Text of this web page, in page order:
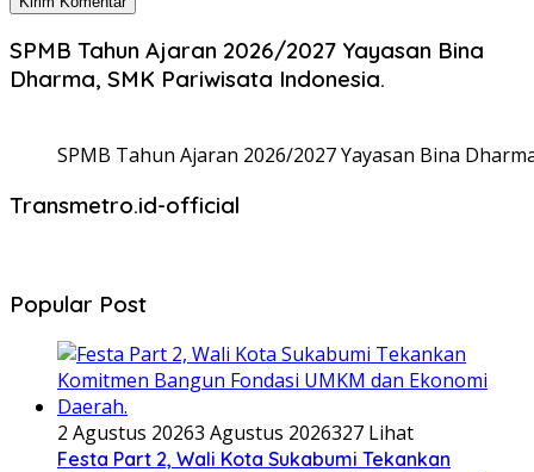
SPMB Tahun Ajaran 2026/2027 Yayasan Bina
Dharma, SMK Pariwisata Indonesia.
SPMB Tahun Ajaran 2026/2027 Yayasan Bina
Transmetro.id-official
Popular Post
2 Agustus 20263 Agustus 2026327 Lihat
Festa Part 2, Wali Kota Sukabumi Tekankan